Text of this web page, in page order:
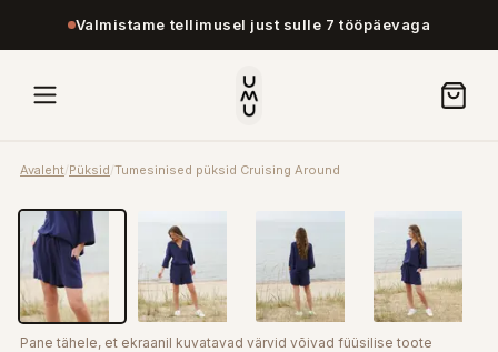
Valmistame tellimusel just sulle 7 tööpäevaga
Avaleht/Püksid/Tumesinised püksid Cruising Around
Pane tähele, et ekraanil kuvatavad värvid võivad füüsilise toote